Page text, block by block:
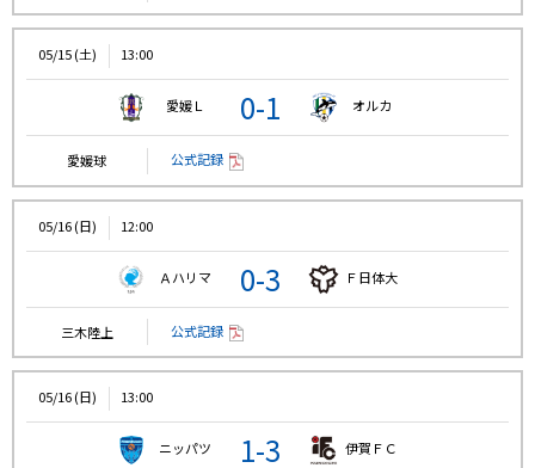
05/15 (土) 13:00
愛媛Ｌ 0-1 オルカ
愛媛球 公式記録
05/16 (日) 12:00
Ａハリマ 0-3 Ｆ日体大
三木陸上 公式記録
05/16 (日) 13:00
ニッパツ 1-3 伊賀ＦＣ